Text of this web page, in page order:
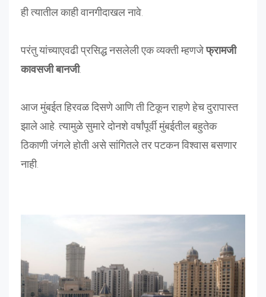
ही त्यातील काही वानगीदाखल नावे.
परंतु यांच्याएवढी प्रसिद्ध नसलेली एक व्यक्ती म्हणजेफ्रामजी
कावसजी बानजी.
आज मुंबईत हिरवळ दिसणे आणि ती टिकून राहणे हेच दुरापास्त
झाले आहे. त्यामुळे सुमारे दोनशे वर्षांपूर्वी मुंबईतील बहुतेक
ठिकाणी जंगले होती असे सांगितले तर पटकन विश्वास बसणार
नाही.